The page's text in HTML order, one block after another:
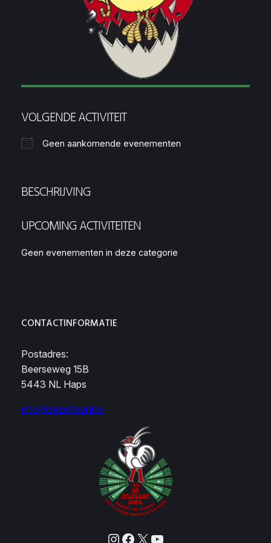
VOLGENDE ACTIVITEIT
Geen aankomende evenementen
BESCHRIJVING
UPCOMING ACTIVITEITEN
Geen evenementen in deze categorie
CONTACTINFORMATIE
Postadres:
Beerseweg 15B
5443 NL Haps
info@dezelfkant.nl
InstagramFacebook X YouTube